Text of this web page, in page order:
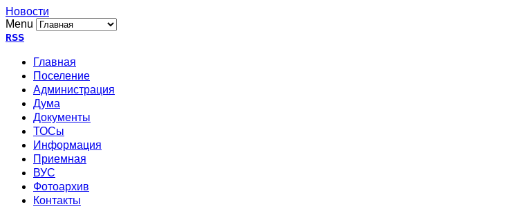
Новости
Menu
RSS
Главная
Поселение
Администрация
Дума
Документы
ТОСы
Информация
Приемная
ВУС
Фотоархив
Контакты